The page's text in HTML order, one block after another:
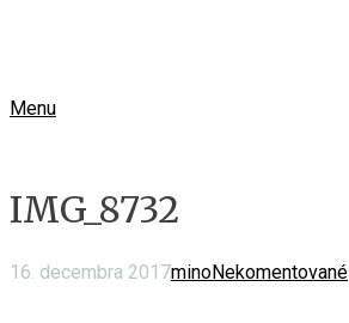
Menu
IMG_8732
16. decembra 2017minoNekomentované